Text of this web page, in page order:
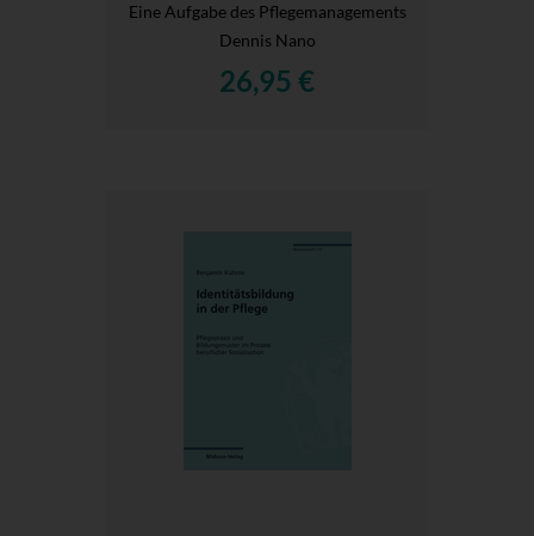
Eine Aufgabe des Pflegemanagements
Dennis Nano
26,95 €